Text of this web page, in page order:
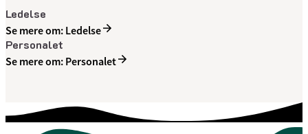
Ledelse
Se mere om: Ledelse
Personalet
Se mere om: Personalet